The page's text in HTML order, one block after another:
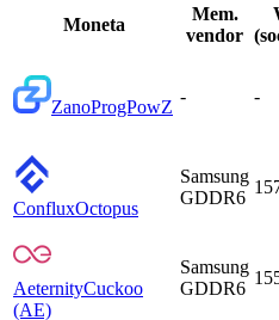
Moneta
Mem.
vendor
ZanoProgPowZ
- -
ConfluxOctopus
Samsung
GDDR6
AeternityCuckoo
(AE)
Samsung
GDDR6